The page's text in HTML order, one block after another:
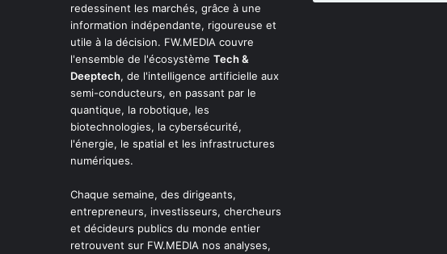
redessinent les marchés, grâce à une
information indépendante, rigoureuse et
utile à la décision. FW.MEDIA couvre
l'ensemble de l'écosystème Tech &
Deeptech, de l'intelligence artificielle aux
semi-conducteurs, en passant par le
quantique, la robotique, les
biotechnologies, la cybersécurité,
l'énergie, le spatial et les infrastructures
numériques.
Chaque semaine, des dirigeants,
entrepreneurs, investisseurs, chercheurs
et décideurs publics du monde entier
retrouvent sur FW.MEDIA nos analyses,